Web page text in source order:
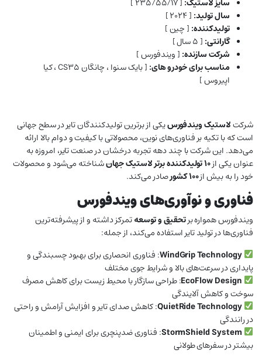
سایز لاستیک: [ ۲۳۵/۵۵/۱۷ ]
سال تولید: [ ۲۰۲۴ ]
تولیدکننده: [ چین ]
گارانتی: [ ۵ سال ]
شرکت سازنده: [ ویندفورس ]
مناسب برای خودرو های:
[ بایک سنوا ، چانگان CS35 ، کیا
اپیروس ]
شرکتلاستیک ویندفورسیکی از برترین تولیدکنندگان تایر در سطح جهانی
است که با تکیه بر فناوری‌های نوین، محصولاتی با کیفیت و دوام بالا ارائه
می‌دهد. این شرکت با چند دهه تجربه درخشان در صنعت تایر، امروزه به
عنوان یکی از۱۰ تولیدکننده برتر لاستیک جهان
شناخته می‌شود و محصولات
خود را به بیش از۱۰۰ کشور صادر می‌کند.
فناوری و نوآوری‌های ویندفورس
ویندفورس همواره برتحقیق و توسعهتمرکز داشته و از پیشرفته‌ترین
فناوری‌ها در تولید تایر استفاده می‌کند، از جمله:
WindGrip Technology: فناوری انحصاری برای بهبود چسبندگی و
پایداری در سرعت‌های بالا و شرایط جوی مختلف
EcoFlow Design: طراحی سازگار با محیط زیست برای کاهش مصرف
سوخت و کاهش آلایندگی
QuietRide Technology: کاهش صدای تایر و افزایش آرامش و راحتی
در رانندگی
StormShield System: فناوری ضدپنچری برای ایمنی و اطمینان
بیشتر در سفرهای طولانی